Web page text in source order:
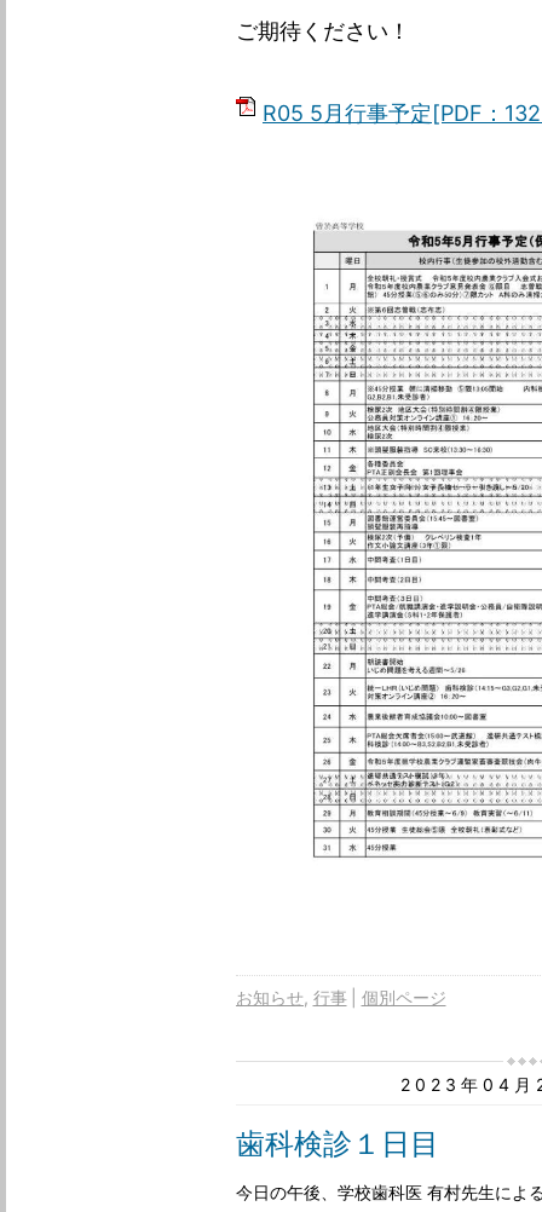
ご期待ください！
R05 5月行事予定[PDF：
お知らせ 行事 個別ページ
2023年04月
歯科検診１日目
今日の午後、学校歯科医 有村先生によ